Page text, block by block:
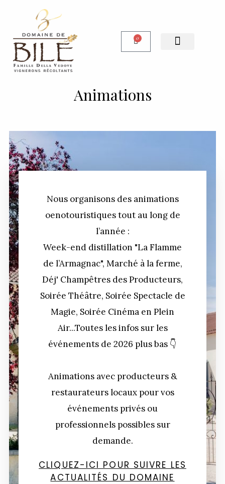
0
Animations
Nous organisons des animations
oenotouristiques tout au long de
l’année :
Week-end distillation "La Flamme
de l’Armagnac", Marché à la ferme,
Déj' Champêtres des Producteurs,
Soirée Théâtre, Soirée Spectacle de
Magie, Soirée Cinéma en Plein
Air...Toutes les infos sur les
événements de 2026 plus bas 👇
Animations avec producteurs &
restaurateurs locaux pour vos
événements privés ou
professionnels possibles sur
demande.
CLIQUEZ-ICI POUR SUIVRE LES
ACTUALITÉS DU DOMAINE